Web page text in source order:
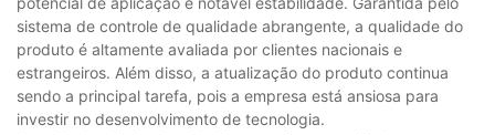
sistema de controle de qualidade abrangente, a qualidade do
produto é altamente avaliada por clientes nacionais e
estrangeiros. Além disso, a atualização do produto continua
sendo a principal tarefa, pois a empresa está ansiosa para
investir no desenvolvimento de tecnologia.